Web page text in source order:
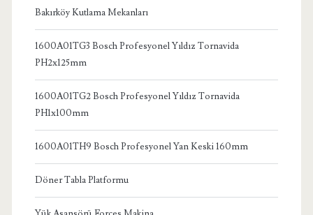
Bakırköy Kutlama Mekanları
1600A01TG3 Bosch Profesyonel Yıldız Tornavida
PH2x125mm
1600A01TG2 Bosch Profesyonel Yıldız Tornavida
PH1x100mm
1600A01TH9 Bosch Profesyonel Yan Keski 160mm
Döner Tabla Platformu